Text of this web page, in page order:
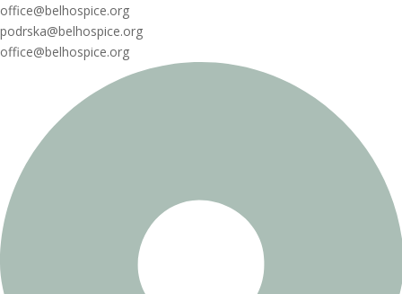
office@belhospice.org
podrska@belhospice.org
office@belhospice.org